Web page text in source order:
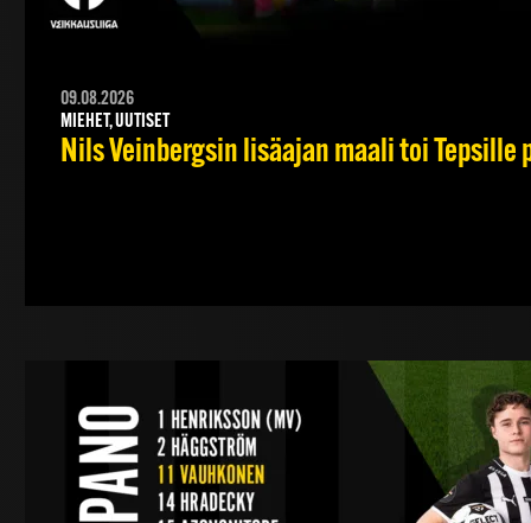
09.08.2026
MIEHET, UUTISET
Nils Veinbergsin lisäajan maali toi Tepsille